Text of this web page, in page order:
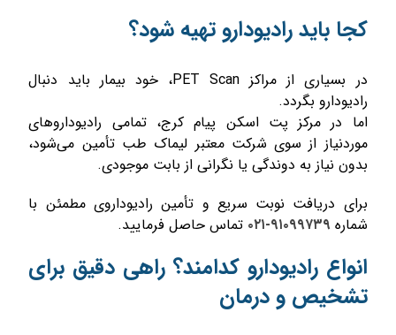
کجا باید رادیودارو تهیه شود؟
در بسیاری از مراکز PET Scan، خود بیمار باید دنبال
رادیودارو بگردد.
اما در مرکز پت اسکن پیام کرج، تمامی رادیوداروهای
موردنیاز از سوی شرکت معتبر لیماک طب تأمین می‌شود،
بدون نیاز به دوندگی یا نگرانی از بابت موجودی.
برای دریافت نوبت سریع و تأمین رادیوداروی مطمئن با
شماره۹۱۰۹۹۷۳۹-۰۲۱ تماس حاصل فرمایید.
انواع رادیودارو کدامند؟ راهی دقیق برای
تشخیص و درمان